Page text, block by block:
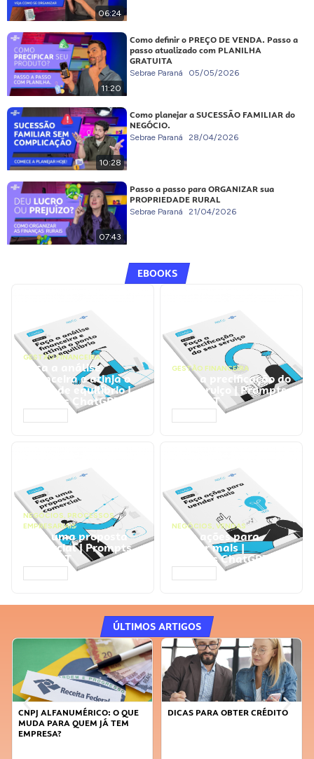
06:24
11:20
Como definir o PREÇO DE VENDA. Passo a
passo atualizado com PLANILHA
GRATUITA
Sebrae Paraná 05/05/2026
10:28
Como planejar a SUCESSÃO FAMILIAR do
NEGÓCIO.
Sebrae Paraná 28/04/2026
07:43
Passo a passo para ORGANIZAR sua
PROPRIEDADE RURAL
Sebrae Paraná 21/04/2026
EBOOKS
GESTÃO FINANCEIRA
Faça a análise
financeira e atinja o
ponto de equilíbrio |
Prompts ChatGPT
GESTÃO FINANCEIRA
Faça a precificação do
seu serviço | Prompts
ChatGPT
NEGÓCIOS, PROCESSOS
EMPRESARIAIS
Faça uma proposta
comercial | Prompts
ChatGPT
NEGÓCIOS, VENDAS
Faça ações para
vender mais |
Prompts ChatGPT
ÚLTIMOS ARTIGOS
DICAS PARA OBTER CRÉDITO
FAÇA A DIFERENÇA: SEJA